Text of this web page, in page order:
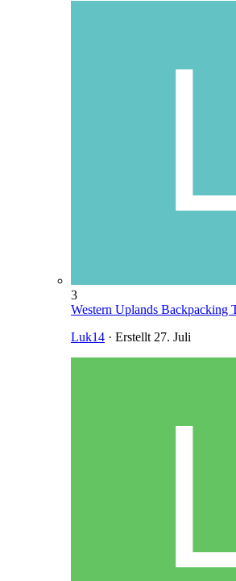
3
Western Uplands Backpacking
Luk14 · Erstellt 27. Juli